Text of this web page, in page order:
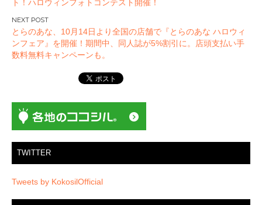
ビ
ゲ
ー
シ
ト！ハロウィンフォトコンテスト開催！
とらのあな、10月14日より全国の店舗で『とらのあな ハロウィ
ンフェア』を開催！期間中、同人誌が5%割引に。店頭支払い手
数料無料キャンペーンも。
TWITTER
Tweets by KokosilOfficial